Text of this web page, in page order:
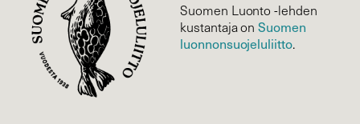
Suomen Luonto -lehden
kustantaja onSuomen
luonnonsuojelu­liitto.